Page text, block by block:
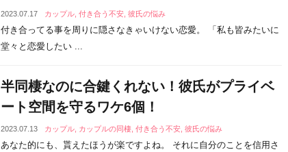
2023.07.17 カップル ,付き合う不安 ,彼氏の悩み
付き合ってる事を周りに隠さなきゃいけない恋愛。 「私も皆みたいに
堂々と恋愛したい ...
半同棲なのに合鍵くれない！彼氏がプライベ
ート空間を守るワケ6個！
2023.07.13 カップル カップルの同棲 ,付き合う不安 ,彼氏の悩み
あなた的にも、貰えたほうが楽ですよね。 それに自分のことを信用さ